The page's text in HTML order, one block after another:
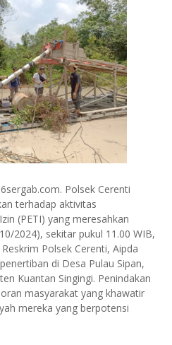
Polsek Cerenti
terhadap aktivitas
(PETI) yang meresahkan
2024), sekitar pukul 11.00 WIB,
Polsek Cerenti, Aipda
di Desa Pulau Sipan,
Kuantan Singingi. Penindakan
masyarakat yang khawatir
mereka yang berpotensi